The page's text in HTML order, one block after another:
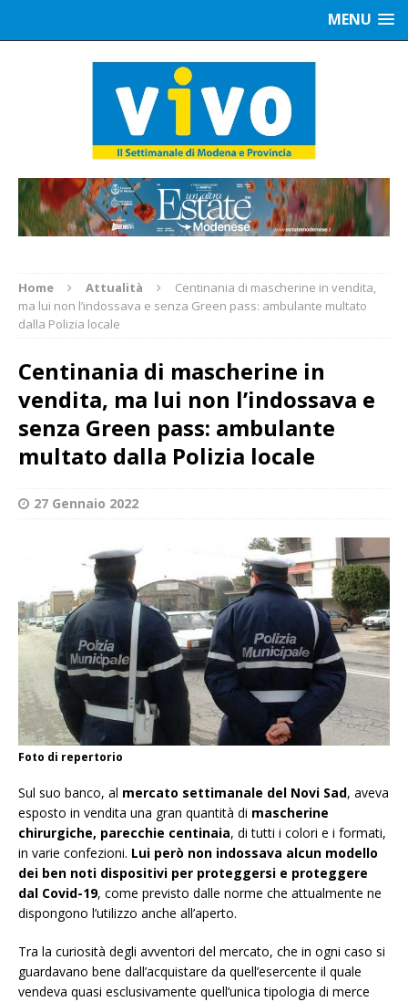
MENU
Home Attualità
Centinania di mascherine in vendita,
ma lui non l’indossava e senza Green pass: ambulante multato
dalla Polizia locale
Centinania di mascherine in
vendita, ma lui non l’indossava e
senza Green pass: ambulante
multato dalla Polizia locale
27 Gennaio 2022
Foto di repertorio
Sul suo banco, al mercato settimanale del Novi Sad, aveva
esposto in vendita una gran quantità di mascherine
chirurgiche, parecchie centinaia, di tutti i colori e i formati,
in varie confezioni. Lui però non indossava alcun modello
dei ben noti dispositivi per proteggersi e proteggere
dal Covid-19, come previsto dalle norme che attualmente ne
dispongono l’utilizzo anche all’aperto.
Tra la curiosità degli avventori del mercato, che in ogni caso si
guardavano bene dall’acquistare da quell’esercente il quale
vendeva quasi esclusivamente quell’unica tipologia di merce